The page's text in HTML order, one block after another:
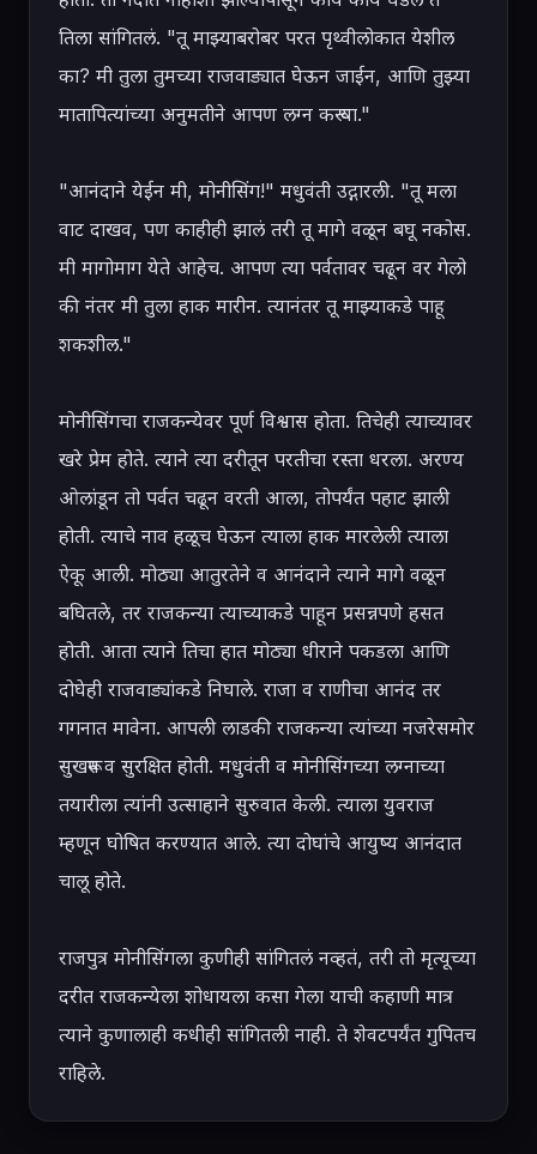
तिला सांगितलं. "तू माझ्याबरोबर परत पृथ्वीलोकात येशील
का? मी तुला तुमच्या राजवाड्यात घेऊन जाईन, आणि तुझ्या
मातापित्यांच्या अनुमतीने आपण लग्न करू या."
"आनंदाने येईन मी, मोनीसिंग!" मधुवंती उद्गारली. "तू मला
वाट दाखव, पण काहीही झालं तरी तू मागे वळून बघू नकोस.
मी मागोमाग येते आहेच. आपण त्या पर्वतावर चढून वर गेलो
की नंतर मी तुला हाक मारीन. त्यानंतर तू माझ्याकडे पाहू
शकशील."
मोनीसिंगचा राजकन्येवर पूर्ण विश्वास होता. तिचेही त्याच्यावर
खरे प्रेम होते. त्याने त्या दरीतून परतीचा रस्ता धरला. अरण्य
ओलांडून तो पर्वत चढून वरती आला, तोपर्यंत पहाट झाली
होती. त्याचे नाव हळूच घेऊन त्याला हाक मारलेली त्याला
ऐकू आली. मोठ्या आतुरतेने व आनंदाने त्याने मागे वळून
बघितले, तर राजकन्या त्याच्याकडे पाहून प्रसन्नपणे हसत
होती. आता त्याने तिचा हात मोठ्या धीराने पकडला आणि
दोघेही राजवाड्यांकडे निघाले. राजा व राणीचा आनंद तर
गगनात मावेना. आपली लाडकी राजकन्या त्यांच्या नजरेसमोर
सुखरूप व सुरक्षित होती. मधुवंती व मोनीसिंगच्या लग्नाच्या
तयारीला त्यांनी उत्साहाने सुरुवात केली. त्याला युवराज
म्हणून घोषित करण्यात आले. त्या दोघांचे आयुष्य आनंदात
चालू होते.
राजपुत्र मोनीसिंगला कुणीही सांगितलं नव्हतं, तरी तो मृत्यूच्या
दरीत राजकन्येला शोधायला कसा गेला याची कहाणी मात्र
त्याने कुणालाही कधीही सांगितली नाही. ते शेवटपर्यंत गुपितच
राहिले.